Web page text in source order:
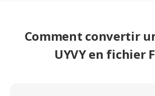
Comment convertir
UYVY en fichier